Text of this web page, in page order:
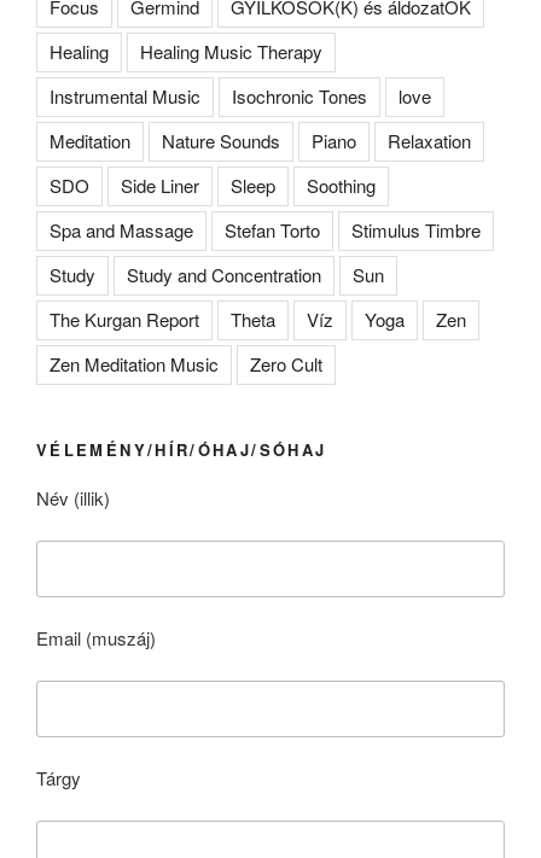
Focus Germind
GYILKOSOK(K) és áldozatOK
Healing
Healing Music Therapy
Instrumental Music
Isochronic Tones
love
Meditation
Nature Sounds Piano
Relaxation
SDO
Side Liner Sleep
Soothing
Spa and Massage
Stefan Torto
Stimulus Timbre
Study
Study and Concentration
Sun
The Kurgan Report
Theta Víz Yoga
Zen
Zen Meditation Music
Zero Cult
VÉLEMÉNY/HÍR/ÓHAJ/SÓHAJ
Név (illik)
Email (muszáj)
Tárgy